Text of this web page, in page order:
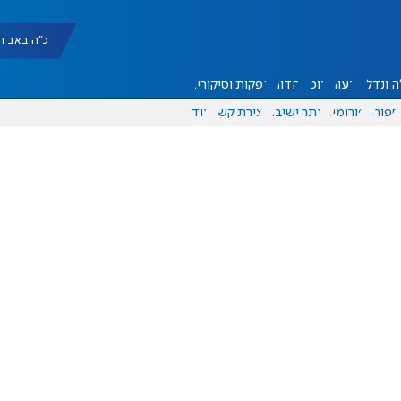
כ"ה באב תשפ"ו
ונדל"ן דעות אוכל יהדות הפקות וסיקורים
ספורט פורומים אתר ישיבה יצירת קשר עוד